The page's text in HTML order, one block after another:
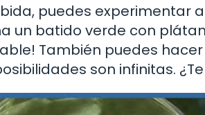
puedes experimentar
un batido verde con
También puedes
son infinitas.